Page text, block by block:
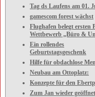
Tag ds Laufens am 01.
gamescom forest wächst
Flughafen belegt ersten
Wettbewerb „Büro &
Ein rollendes
Geburtstagsgeschenk
Hilfe für obdachlose
Neubau am Ottoplatz:
Konzepte für den
Zum Jan wieder geöffnet